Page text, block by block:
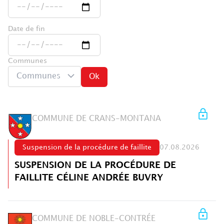
Date de fin
Communes
Communes Ok
COMMUNE DE CRANS-MONTANA
Suspension de la procédure de faillite 07.08.2026
SUSPENSION DE LA PROCÉDURE DE
FAILLITE CÉLINE ANDRÉE BUVRY
COMMUNE DE NOBLE-CONTRÉE